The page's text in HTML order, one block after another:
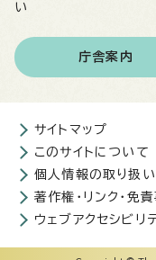
い
庁舎案内
サイトマップ
このサイトについて
個人情報の取り扱い
著作権・リンク・免
ウェブアクセシビリ